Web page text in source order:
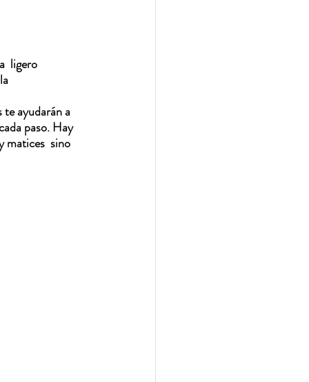
ligero
ayudarán a
paso. Hay
matices  sino